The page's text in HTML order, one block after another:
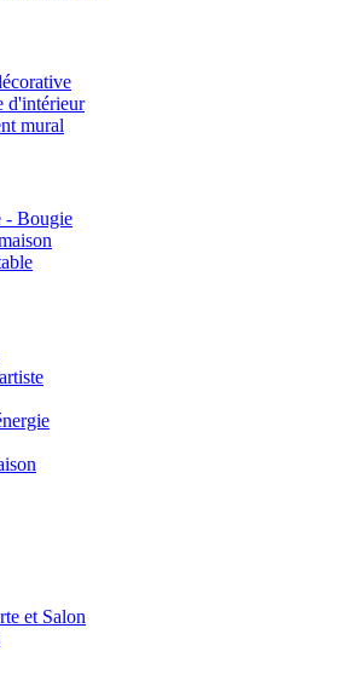
d'intérieur
mural
- Bougie
et Salon